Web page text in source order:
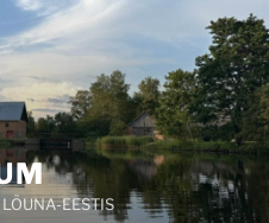
EESTIS